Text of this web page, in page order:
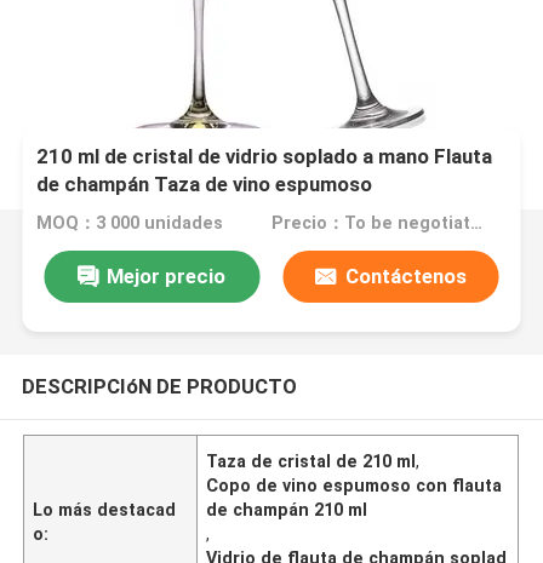
210 ml de cristal de vidrio soplado a mano Flauta
de champán Taza de vino espumoso
MOQ：3 000 unidades Precio：To be negotiated
Mejor precio Contáctenos
DESCRIPCIóN DE PRODUCTO
Lo más destacad
o:
Taza de cristal de 210 ml,
Copo de vino espumoso con flauta
de champán 210 ml
,
Vidrio de flauta de champán soplad